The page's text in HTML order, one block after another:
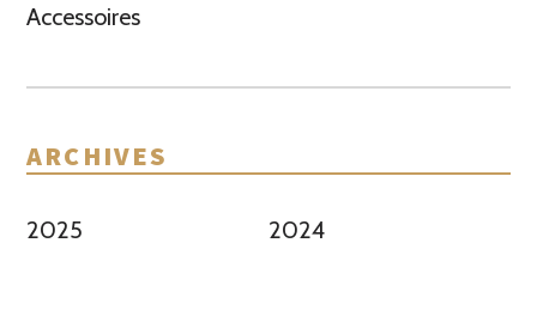
Accessoires
ARCHIVES
2025 2024